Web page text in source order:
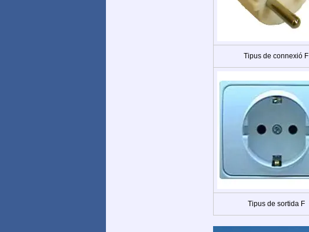
Tipus de connexió F
Tipus de sortida F